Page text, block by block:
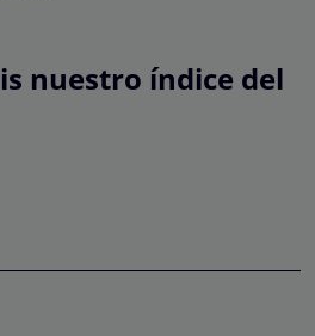
nuestro índice del